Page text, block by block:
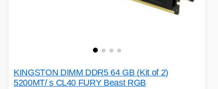
KINGSTON DIMM DDR5 64 GB (Kit of 2)
5200MT/ s CL40 FURY Beast RGB